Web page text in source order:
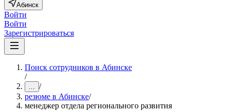
Абинск
Войти
Войти
Зарегистрироваться
Поиск сотрудников в Абинске
/
... /
резюме в Абинске/
менеджер отдела регионального развития